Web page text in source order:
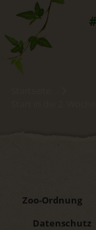
Zoo-Ordnung
Datenschutz